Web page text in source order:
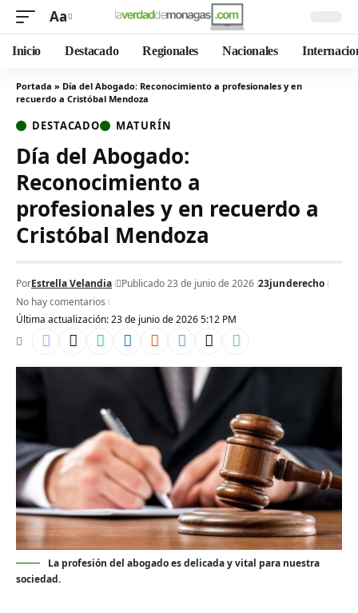
Aa
Inicio Destacado Regionales Nacionales
Portada » Día del Abogado: Reconocimiento a profesionales y en
recuerdo a Cristóbal Mendoza
DESTACADO MATURÍN
Día del Abogado:
Reconocimiento a
profesionales y en recuerdo a
Cristóbal Mendoza
Última actualización: 23 de junio de 2026 5:12 PM
PorEstrella Velandia Publicado 23 de junio de 2026 23junderecho
No hay comentarios
La profesión del abogado es delicada y vital para nuestra
sociedad.